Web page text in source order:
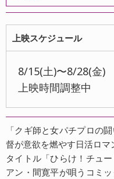
「クギ師と女パチプロの
督が意欲を燃やす日活ロ
タイトル「ひらけ！チュ
アン・間寛平が唄うコミ
上映スケジュール
8/15(土)〜8/28(金)
上映時間調整中